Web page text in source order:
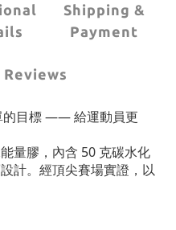
Shipping &
Payment
的目標 —— 給運動員更
量膠，內含 50 克碳水化
計。經頂尖賽場實證，以